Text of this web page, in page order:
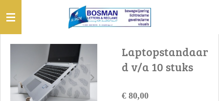
direct
naar
hoofdinhoud
Laptopstandaar
d v/a 10 stuks
€ 80,00